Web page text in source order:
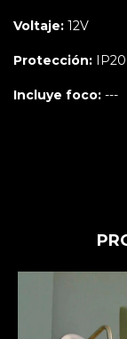
Voltaje: 12V
Protección: IP20
Incluye foco: ---